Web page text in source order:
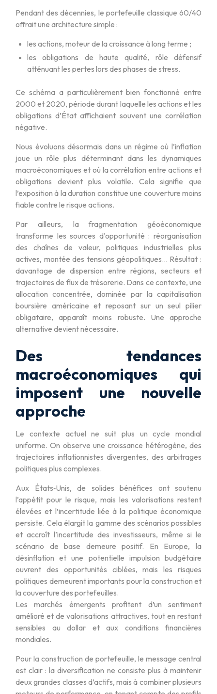
Pendant des décennies, le portefeuille classique 60/40
offrait une architecture simple :
les actions, moteur de la croissance à long terme ;
les obligations de haute qualité, rôle défensif
atténuant les pertes lors des phases de stress.
Ce schéma a particulièrement bien fonctionné entre
2000 et 2020, période durant laquelle les actions et les
obligations d’État affichaient souvent une corrélation
négative.
Nous évoluons désormais dans un régime où l’inflation
joue un rôle plus déterminant dans les dynamiques
macroéconomiques et où la corrélation entre actions et
obligations devient plus volatile. Cela signifie que
l’exposition à la duration constitue une couverture moins
fiable contre le risque actions.
Par ailleurs, la fragmentation géoéconomique
transforme les sources d’opportunité : réorganisation
des chaînes de valeur, politiques industrielles plus
actives, montée des tensions géopolitiques… Résultat :
davantage de dispersion entre régions, secteurs et
trajectoires de flux de trésorerie. Dans ce contexte, une
allocation concentrée, dominée par la capitalisation
boursière américaine et reposant sur un seul pilier
obligataire, apparaît moins robuste. Une approche
alternative devient nécessaire.
Des tendances
macroéconomiques qui
imposent une nouvelle
approche
Le contexte actuel ne suit plus un cycle mondial
uniforme. On observe une croissance hétérogène, des
trajectoires inflationnistes divergentes, des arbitrages
politiques plus complexes.
Aux États‑Unis, de solides bénéfices ont soutenu
l’appétit pour le risque, mais les valorisations restent
élevées et l’incertitude liée à la politique économique
persiste. Cela élargit la gamme des scénarios possibles
et accroît l’incertitude des investisseurs, même si le
scénario de base demeure positif. En Europe, la
désinflation et une potentielle impulsion budgétaire
ouvrent des opportunités ciblées, mais les risques
politiques demeurent importants pour la construction et
la couverture des portefeuilles.
Les marchés émergents profitent d’un sentiment
amélioré et de valorisations attractives, tout en restant
sensibles au dollar et aux conditions financières
mondiales.
Pour la construction de portefeuille, le message central
est clair : la diversification ne consiste plus à maintenir
deux grandes classes d’actifs, mais à combiner plusieurs